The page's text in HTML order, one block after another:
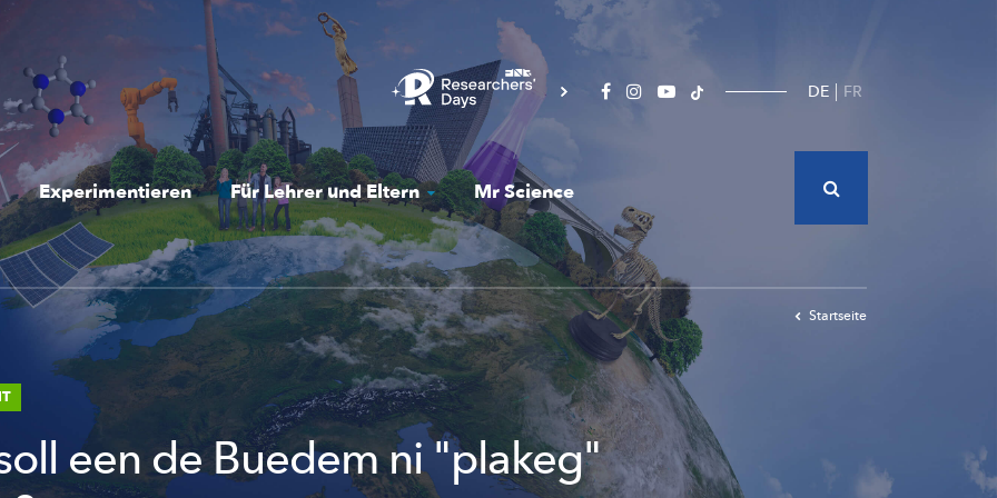
DE FR
Experimentieren Für Lehrer und Eltern Mr Science
Startseite
een de Buedem ni "plakeg"